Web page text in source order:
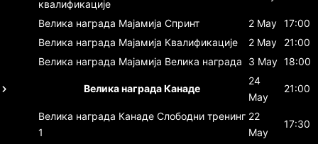
квалификације
Велика награда Мајамија Спринт 2 May 17:00
Велика награда Мајамија Квалификације 2 May
21:00
Велика награда Мајамија Велика награда 3 May 18:00
Велика награда Канаде
24
May
21:00
Велика награда Канаде Слободни тренинг
1
22
May
17:30